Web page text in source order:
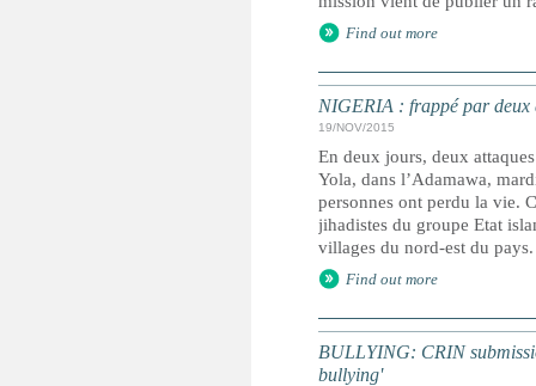
Find out more
NIGERIA : frappé par deux
19/NOV/2015
En deux jours, deux
Yola, dans l’Adamawa,
personnes ont perdu la vie.
jihadistes du groupe Etat
villages du nord-est du pays.
Find out more
BULLYING: CRIN
bullying'